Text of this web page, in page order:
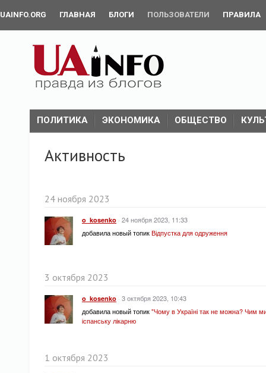
UAINFO.ORG ГЛАВНАЯ БЛОГИ ПОЛЬЗОВАТЕЛИ ПРАВИЛА
ПОЛИТИКА ЭКОНОМИКА ОБЩЕСТВО
Активность
24 ноября 2023
o_kosenko · 24 ноября 2023, 11:33
добавила новый топикВідпустка для одруження
3 октября 2023
o_kosenko · 3 октября 2023, 10:43
добавила новый топик"Чому в Україні так не можна? Чим
іспанську лікарню
1 октября 2023